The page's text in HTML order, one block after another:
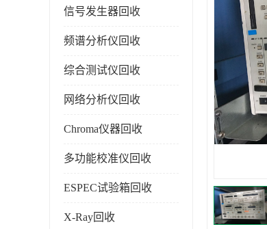
信号发生器回收
频谱分析仪回收
综合测试仪回收
网络分析仪回收
Chroma仪器回收
多功能校准仪回收
ESPEC试验箱回收
X-Ray回收